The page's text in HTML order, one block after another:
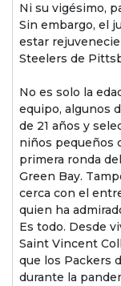
Ni su vigésimo,
Sin embargo, el
estar
Steelers de
No es solo la
equipo, algunos
de 21 años y
niños pequeños
primera ronda
Green Bay.
cerca con el
quien ha
Es todo. Desde
Saint Vincent
que los Packers
durante la